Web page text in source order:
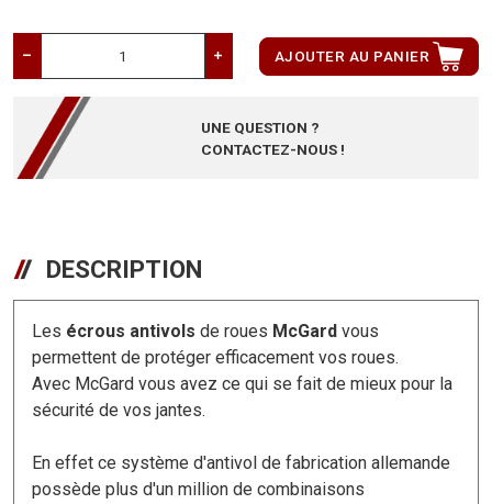
AJOUTER AU PANIER
UNE QUESTION ?
CONTACTEZ-NOUS !
DESCRIPTION
Les écrous antivols de roues McGard vous
permettent de protéger efficacement vos roues.
Avec McGard vous avez ce qui se fait de mieux pour la
sécurité de vos jantes.
En effet ce système d'antivol de fabrication allemande
possède plus d'un million de combinaisons